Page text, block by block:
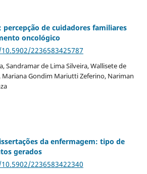
de cuidadores familiares
oncológico
2236583425787
Sandramar de Lima Silveira, Wallisete de
Mariana Gondim Mariutti Zeferino, Nariman
da enfermagem: tipo de
gerados
2236583422340